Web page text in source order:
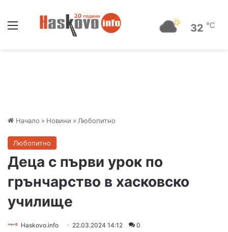
32 ℃
Начало » Новини » Любопитно
Любопитно
Деца с първи урок по
грънчарство в хасковско
училище
Haskovo.info 22.03.2024 14:12 0